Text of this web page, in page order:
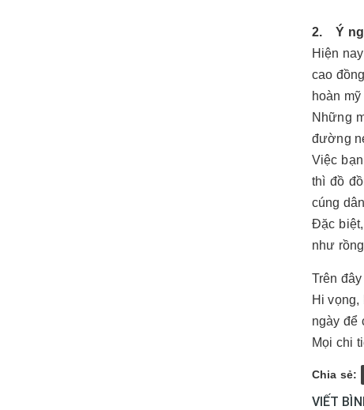
2. Ý
Hiện
cao
hoàn
Những
đường
Việc
thì đồ
cúng
Đặc
như
Trên
Hi
ngày để
Mọi chi
Chia sẻ:
VIẾT